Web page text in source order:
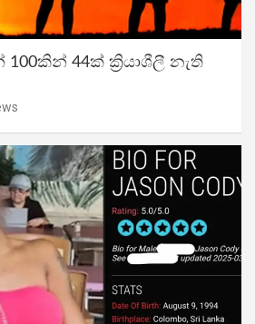
44ක් ක්‍රියාශීලී නැති